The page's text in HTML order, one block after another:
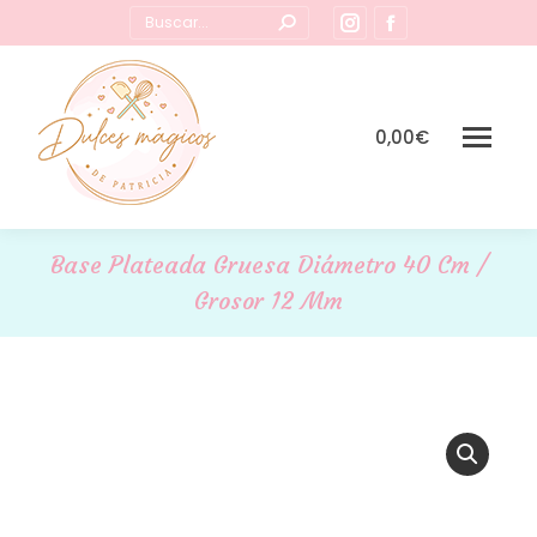
Buscar:
Instagram
page
new
page
in
0,00€
Base Plateada Gruesa Diámetro 40 Cm /
Grosor 12 Mm